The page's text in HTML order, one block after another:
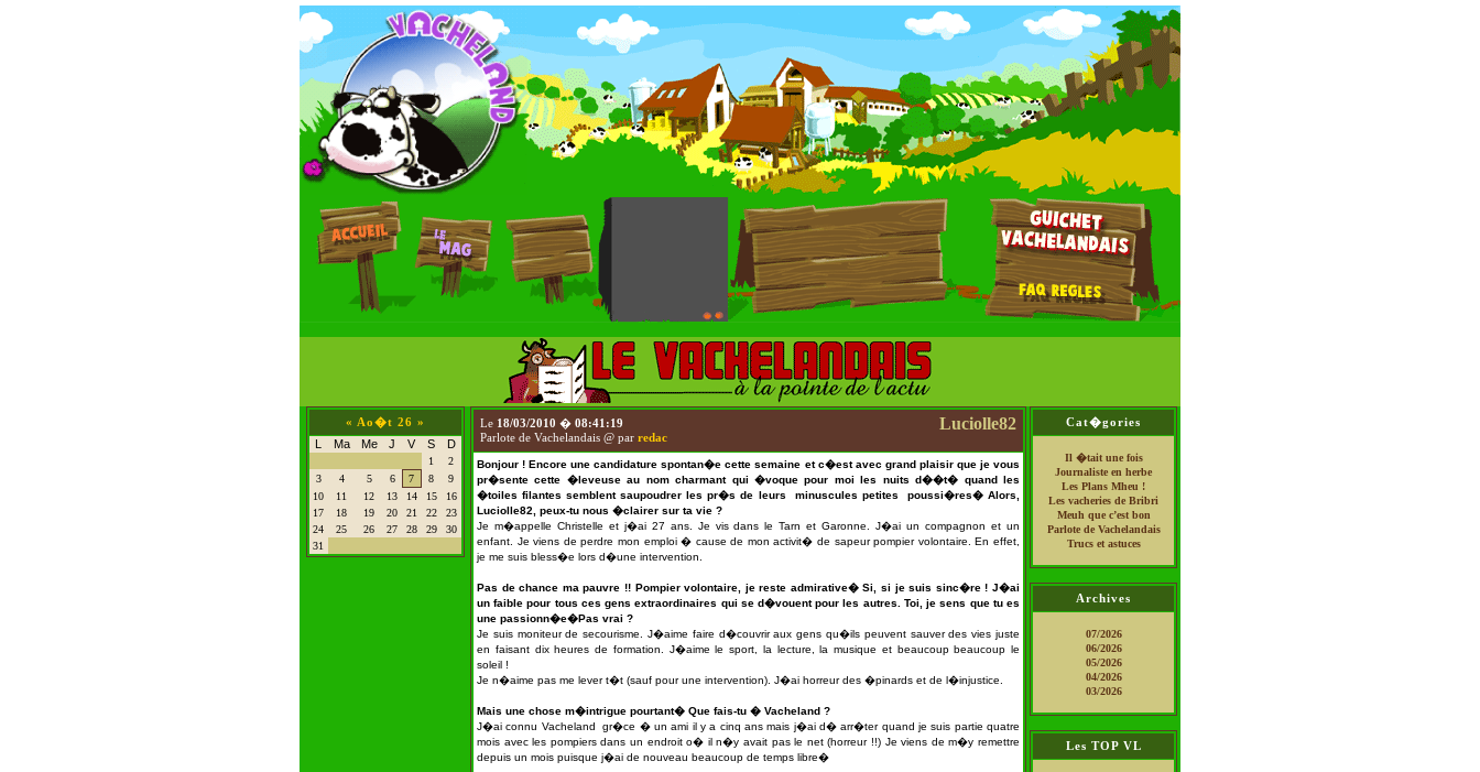
« Ao�t 26 »
L
Ma Me J V S D
1
2
3
4 5 6 7 8
9
10
11 12 13 14 15
16
17
18 19 20 21 22
23
24
25 26 27 28 29
30
31
Le 18/03/2010 � 08:41:19
Parlote de Vachelandais @ par redac
Luciolle82
Bonjour ! Encore une candidature spontan�e cette semaine et c�est avec grand plaisir que je vous
pr�sente cette �leveuse au nom charmant qui �voque pour moi les nuits d��t� quand les
�toiles filantes semblent saupoudrer les pr�s de leurs
minuscules petites
poussi�res� Alors,
Luciolle82, peux-tu nous �clairer sur ta vie ?
Je m�appelle Christelle et j�ai 27 ans. Je vis dans le Tarn et Garonne. J�ai un compagnon et un
enfant. Je viens de perdre mon emploi � cause de mon activit� de sapeur pompier volontaire. En effet,
je me suis bless�e lors d�une intervention.
Pas de chance ma pauvre !! Pompier volontaire, je reste admirative� Si, si je suis sinc�re ! J�ai
un faible pour tous ces gens extraordinaires qui se d�vouent pour les autres. Toi, je sens que tu es
une passionn�e�Pas vrai ?
Je suis moniteur de secourisme. J�aime faire d�couvrir aux gens qu�ils peuvent sauver des vies juste
en faisant dix heures de formation. J�aime le sport, la lecture, la musique et beaucoup beaucoup le
soleil !
Je n�aime pas me lever t�t (sauf pour une intervention). J�ai horreur des �pinards et de l�injustice.
Mais une chose m�intrigue pourtant� Que fais-tu � Vacheland ?
J�ai connu Vacheland
gr�ce � un ami il y a cinq ans mais j�ai d� arr�ter quand je suis partie quatre
mois avec les pompiers dans un endroit o� il n�y avait pas le net (horreur !!) Je viens de m�y remettre
depuis un mois puisque j�ai de nouveau beaucoup de temps libre�
Cat�gories
Il �tait une fois
Journaliste en herbe
Les Plans Mheu !
Les vacheries de Bribri
Meuh que c’est bon
Parlote de Vachelandais
Trucs et astuces
Archives
07/2026
06/2026
05/2026
04/2026
03/2026
Les TOP VL